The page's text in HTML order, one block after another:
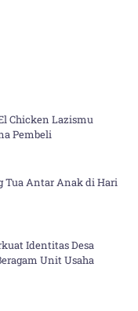
Chicken Lazismu
Pembeli
Tua Antar Anak di Hari
Identitas Desa
Unit Usaha